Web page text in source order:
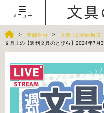
メニュー
連載企画
文具王の動画解説
文具王の【週刊文具のとびら】2024年7月